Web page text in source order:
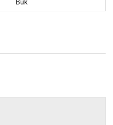
Buk